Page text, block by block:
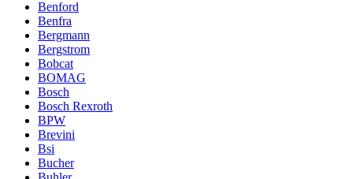
Benford
Benfra
Bergmann
Bergstrom
Bobcat
BOMAG
Bosch
Bosch Rexroth
BPW
Brevini
Bsi
Bucher